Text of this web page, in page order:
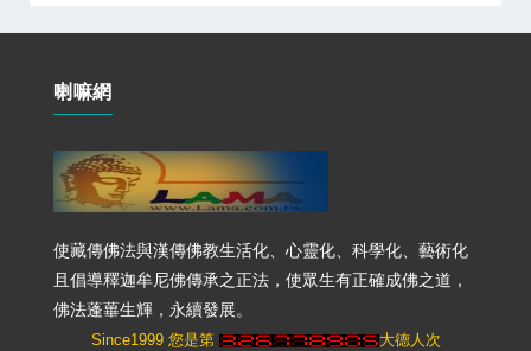
喇嘛網
使藏傳佛法與漢傳佛教生活化、心靈化、科學化、藝術化
且倡導釋迦牟尼佛傳承之正法，使眾生有正確成佛之道，
佛法蓬蓽生輝，永續發展。
Since1999 您是第 大德人次